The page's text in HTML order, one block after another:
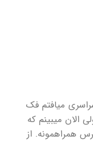
میافتم فک
الان میبینم که
همراهمونه. از